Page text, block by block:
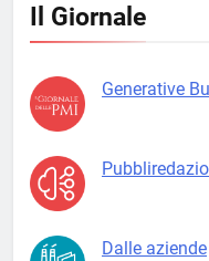
Il Giornale
Generative
Dalle aziende